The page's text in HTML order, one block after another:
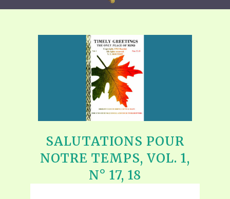
SALUTATIONS POUR
NOTRE TEMPS, VOL. 1,
N° 17, 18